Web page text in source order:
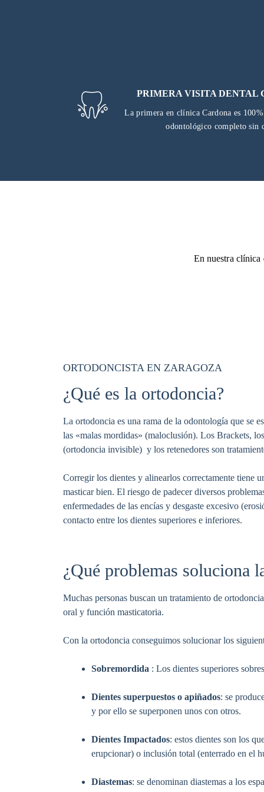
PRIMERA VISITA DENTAL
La primera en clínica Cardona es
odontológico completo sin
En nuestra clínica
ORTODONCISTA EN ZARAGOZA
¿Qué es la ortodoncia?
La ortodoncia es una rama de la odontología que se
las «malas mordidas» (maloclusión). Los Brackets,
(ortodoncia invisible) y los retenedores son
Corregir los dientes y alinearlos correctamente tiene
masticar bien. El riesgo de padecer diversos
enfermedades de las encías y desgaste excesivo
contacto entre los dientes superiores e inferiores.
¿Qué problemas soluciona
Muchas personas buscan un tratamiento de
oral y función masticatoria.
Con la ortodoncia conseguimos solucionar los
Sobremordida : Los dientes superiores
Dientes superpuestos o apiñados: se
y por ello se superponen unos con otros.
Dientes Impactados: estos dientes son los
erupcionar) o inclusión total (enterrado en el
Diastemas: se denominan diastemas a los